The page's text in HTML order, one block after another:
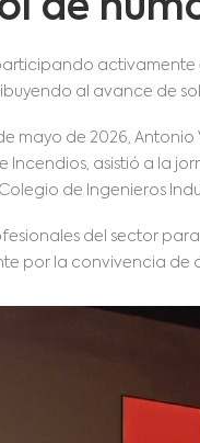
de
participando
al avance de
mayo de 2026,
Incendios, asistió a la
de Ingenieros
del sector
por la convivencia de